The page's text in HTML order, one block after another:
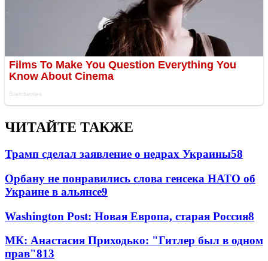
ЧИТАЙТЕ ТАКЖЕ
Трамп сделал заявление о недрах Украины58
Орбану не понравились слова генсека НАТО об
Украине в альянсе9
Washington Post: Новая Европа, старая Россия8
МК: Анастасия Приходько: "Гитлер был в одном
прав"813